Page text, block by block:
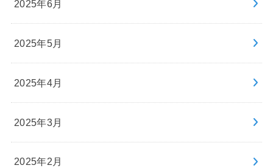
2025年6月
2025年5月
2025年4月
2025年3月
2025年2月